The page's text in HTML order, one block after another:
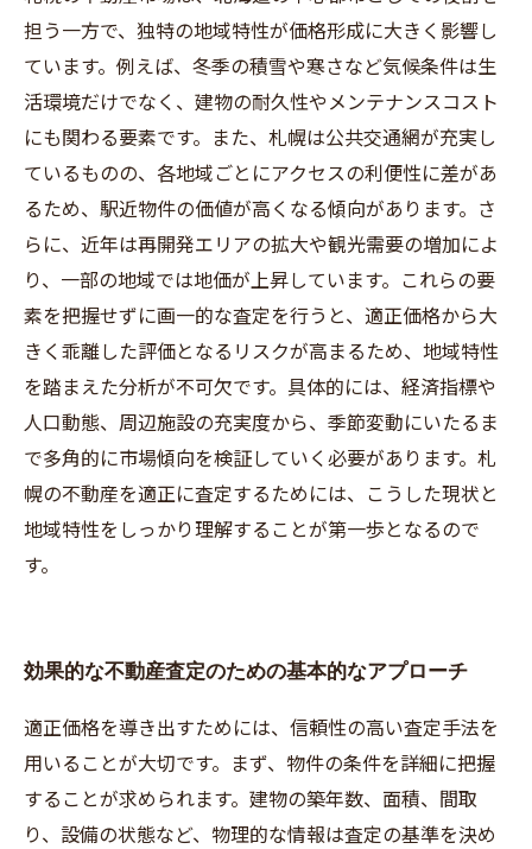
ップと心構え
担う一方で、独特の地域特性が価格形成に大きく影響し
ています。例えば、冬季の積雪や寒さなど気候条件は生
活環境だけでなく、建物の耐久性やメンテナンスコスト
にも関わる要素です。また、札幌は公共交通網が充実し
ているものの、各地域ごとにアクセスの利便性に差があ
るため、駅近物件の価値が高くなる傾向があります。さ
らに、近年は再開発エリアの拡大や観光需要の増加によ
り、一部の地域では地価が上昇しています。これらの要
素を把握せずに画一的な査定を行うと、適正価格から大
きく乖離した評価となるリスクが高まるため、地域特性
を踏まえた分析が不可欠です。具体的には、経済指標や
人口動態、周辺施設の充実度から、季節変動にいたるま
で多角的に市場傾向を検証していく必要があります。札
幌の不動産を適正に査定するためには、こうした現状と
地域特性をしっかり理解することが第一歩となるので
す。
効果的な不動産査定のための基本的なアプローチ
適正価格を導き出すためには、信頼性の高い査定手法を
用いることが大切です。まず、物件の条件を詳細に把握
することが求められます。建物の築年数、面積、間取
り、設備の状態など、物理的な情報は査定の基準を決め